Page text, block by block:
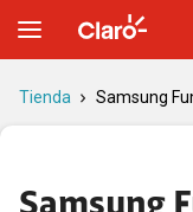
Tienda Samsung
Samsung funda